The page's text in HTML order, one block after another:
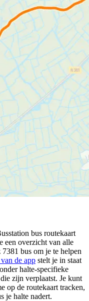
bus routekaart
een overzicht van alle
bus om je te helpen
de app stelt je in staat
halte-specifieke
zijn verplaatst. Je kunt
op de routekaart tracken,
je halte nadert.